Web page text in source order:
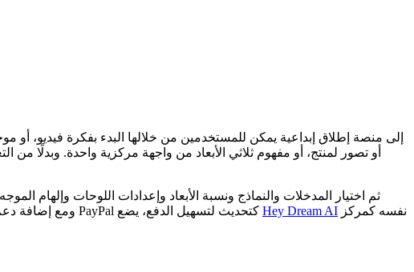
أو تصور لمنتج، أو مفهوم ثلاثي الأبعاد من واجهة مركزية واحدة. وبدلًا
Hey Dream AI